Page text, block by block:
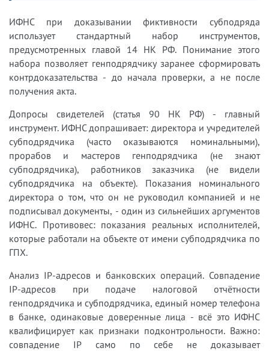
ИФНС при доказывании фиктивности субподряда
использует стандартный набор инструментов,
предусмотренных главой 14 НК РФ. Понимание этого
набора позволяет генподрядчику заранее сформировать
контрдоказательства - до начала проверки, а не после
получения акта.
Допросы свидетелей (статья 90 НК РФ) - главный
инструмент. ИФНС допрашивает: директора и учредителей
субподрядчика (часто оказываются номинальными),
прорабов и мастеров генподрядчика (не знают
субподрядчика), работников заказчика (не видели
субподрядчика на объекте). Показания номинального
директора о том, что он не руководил компанией и не
подписывал документы, - один из сильнейших аргументов
ИФНС. Противовес: показания реальных исполнителей,
которые работали на объекте от имени субподрядчика по
ГПХ.
Анализ IP-адресов и банковских операций. Совпадение
IP-адресов при подаче налоговой отчётности
генподрядчика и субподрядчика, единый номер телефона
в банке, одинаковые доверенные лица - всё это ИФНС
квалифицирует как признаки подконтрольности. Важно:
совпадение IP само по себе не доказывает